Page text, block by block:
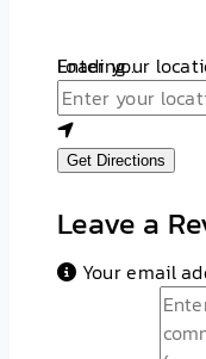
Loading...
Enter your
Get Directions
Leave a
Your email